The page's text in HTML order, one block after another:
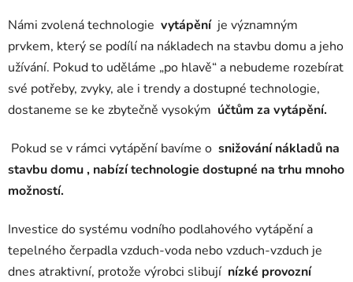
Námi zvolená technologie vytápění je významným
prvkem, který se podílí na nákladech na stavbu domu a jeho
užívání. Pokud to uděláme „po hlavě“ a nebudeme rozebírat
své potřeby, zvyky, ale i trendy a dostupné technologie,
dostaneme se ke zbytečně vysokým účtům za vytápění.
Pokud se v rámci vytápění bavíme o snižování nákladů na
stavbu domu , nabízí technologie dostupné na trhu mnoho
možností.
Investice do systému vodního podlahového vytápění a
tepelného čerpadla vzduch-voda nebo vzduch-vzduch je
dnes atraktivní, protože výrobci slibují nízké provozní